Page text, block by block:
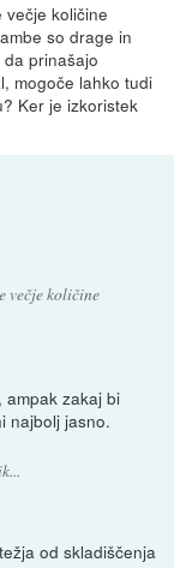
količine
so drage in
prinašajo
mogoče lahko tudi
Ker je izkoristek
večje količine
ampak zakaj bi
najbolj jasno.
od skladiščenja